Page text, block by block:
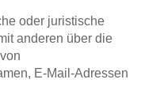
oder juristische
anderen über die
E-Mail-Adressen